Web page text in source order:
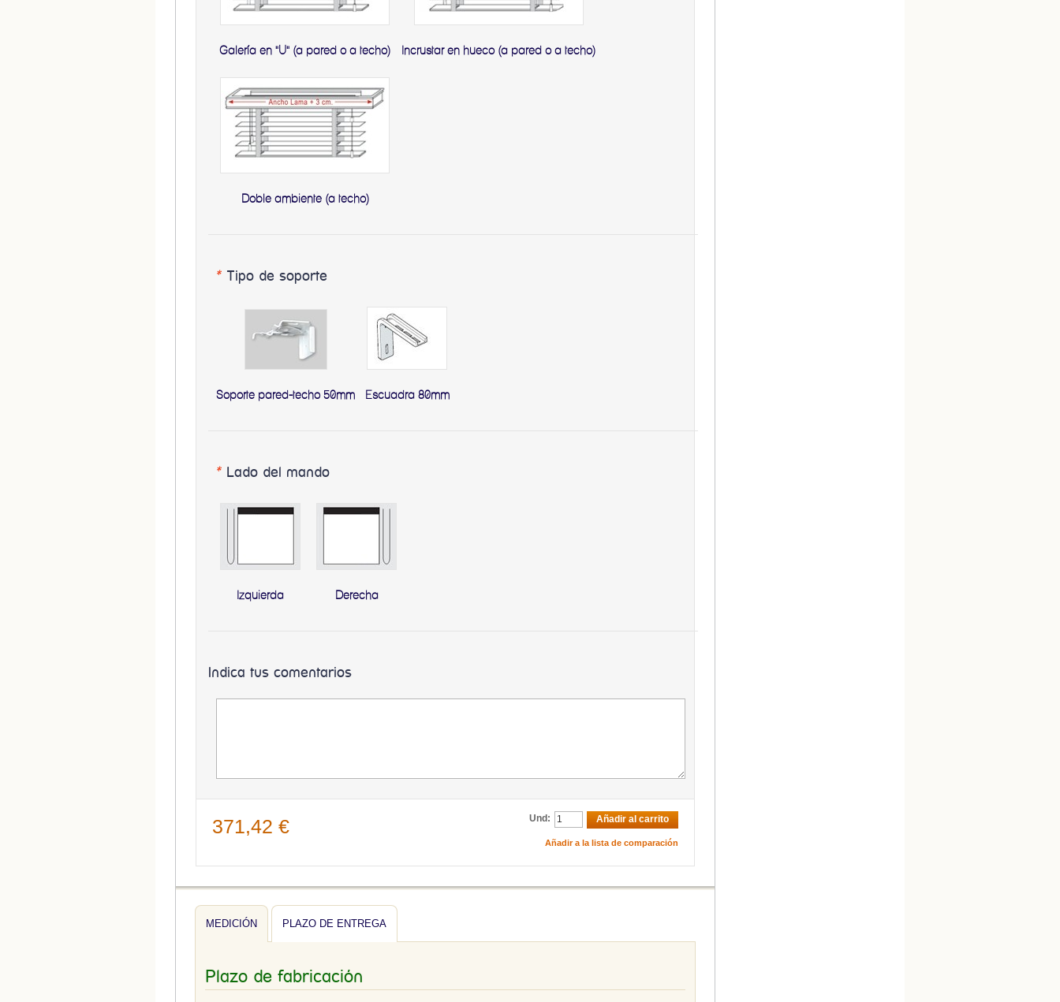
Galería en "U" (a pared o a techo) Incrustar en hueco (a pared o a techo)
Doble ambiente (a techo)
* Tipo de soporte
Soporte pared-techo 50mm Escuadra 80mm
* Lado del mando
Izquierda Derecha
Indica tus comentarios
371,42 € Und: Añadir al carrito
Añadir a la lista de comparación
MEDICIÓN PLAZO DE ENTREGA
Plazo de fabricación